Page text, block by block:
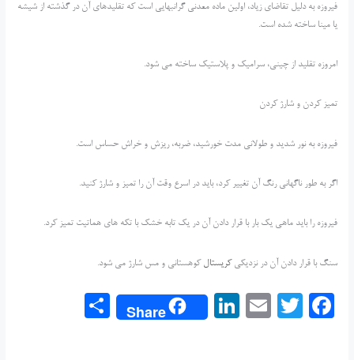
فیروزه به دلیل تقاضای زیاد، اولین ماده معدنی گرانبهایی است که تقلیدهای آن در گذشته از شیشه
یا مینا ساخته شده است.
امروزه تقلید از چینی، سرامیک و پلاستیک ساخته می شود.
تمیز کردن و شارژ کردن
فیروزه به نور شدید و طولانی مدت خورشید، ضربه، ریزش و خراش حساس است.
اگر به طور ناگهانی رنگ آن تغییر کرد، باید در اسرع وقت آن را تمیز و شارژ کنید.
فیروزه را باید ماهی یک بار با قرار دادن آن در یک تابه خشک با تکه های هماتیت تمیز کرد.
سنگ با قرار دادن آن در نزدیکیکریستال کوهستانی و مس شارژ می شود.
F
T
E
Li
n
Share